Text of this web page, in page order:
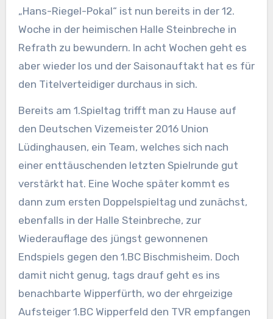
„Hans-Riegel-Pokal“ ist nun bereits in der 12.
Woche in der heimischen Halle Steinbreche in
Refrath zu bewundern. In acht Wochen geht es
aber wieder los und der Saisonauftakt hat es für
den Titelverteidiger durchaus in sich.
Bereits am 1.Spieltag trifft man zu Hause auf
den Deutschen Vizemeister 2016 Union
Lüdinghausen, ein Team, welches sich nach
einer enttäuschenden letzten Spielrunde gut
verstärkt hat. Eine Woche später kommt es
dann zum ersten Doppelspieltag und zunächst,
ebenfalls in der Halle Steinbreche, zur
Wiederauflage des jüngst gewonnenen
Endspiels gegen den 1.BC Bischmisheim. Doch
damit nicht genug, tags drauf geht es ins
benachbarte Wipperfürth, wo der ehrgeizige
Aufsteiger 1.BC Wipperfeld den TVR empfangen